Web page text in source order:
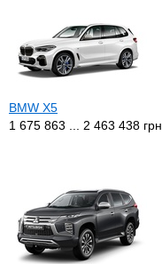
BMW X5
1 675 863 ... 2 463 438 грн